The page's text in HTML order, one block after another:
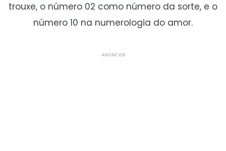
trouxe, o número 02 como número da sorte, e o
número 10 na numerologia do amor.
ANÚNCIOS